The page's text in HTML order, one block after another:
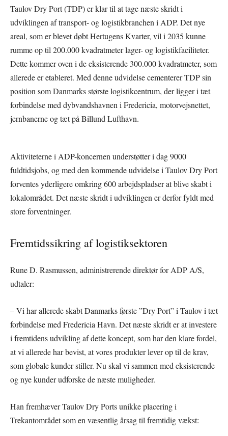
Taulov Dry Port (TDP) er klar til at tage næste skridt i
udviklingen af transport- og logistikbranchen i ADP. Det nye
areal, som er blevet døbt Hertugens Kvarter, vil i 2035 kunne
rumme op til 200.000 kvadratmeter lager- og logistikfaciliteter.
Dette kommer oven i de eksisterende 300.000 kvadratmeter, som
allerede er etableret. Med denne udvidelse cementerer TDP sin
position som Danmarks største logistikcentrum, der ligger i tæt
forbindelse med dybvandshavnen i Fredericia, motorvejsnettet,
jernbanerne og tæt på Billund Lufthavn.
Aktiviteterne i ADP-koncernen understøtter i dag 9000
fuldtidsjobs, og med den kommende udvidelse i Taulov Dry Port
forventes yderligere omkring 600 arbejdspladser at blive skabt i
lokalområdet. Det næste skridt i udviklingen er derfor fyldt med
store forventninger.
Fremtidssikring af logistiksektoren
Rune D. Rasmussen, administrerende direktør for ADP A/S,
udtaler:
– Vi har allerede skabt Danmarks første ”Dry Port” i Taulov i tæt
forbindelse med Fredericia Havn. Det næste skridt er at investere
i fremtidens udvikling af dette koncept, som har den klare fordel,
at vi allerede har bevist, at vores produkter lever op til de krav,
som globale kunder stiller. Nu skal vi sammen med eksisterende
og nye kunder udforske de næste muligheder.
Han fremhæver Taulov Dry Ports unikke placering i
Trekantområdet som en væsentlig årsag til fremtidig vækst: